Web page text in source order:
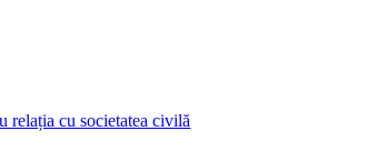
relația cu societatea civilă